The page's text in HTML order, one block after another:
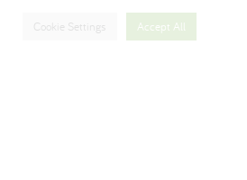
Cookie Settings Accept All